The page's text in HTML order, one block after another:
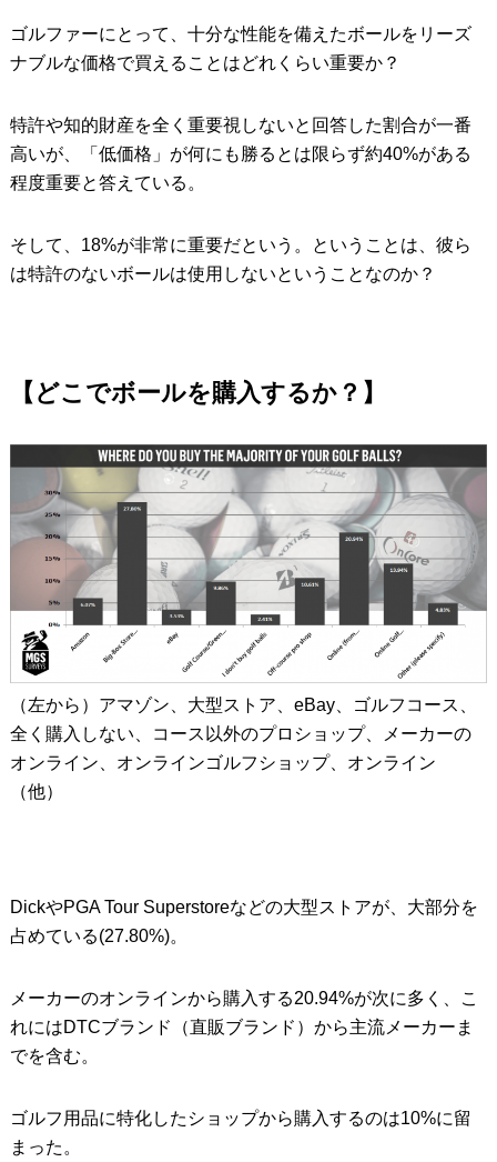
ゴルファーにとって、十分な性能を備えたボールをリーズ
ナブルな価格で買えることはどれくらい重要か？
特許や知的財産を全く重要視しないと回答した割合が一番
高いが、「低価格」が何にも勝るとは限らず約40%がある
程度重要と答えている。
そして、18%が非常に重要だという。ということは、彼ら
は特許のないボールは使用しないということなのか？
【どこでボールを購入するか？】
（左から）アマゾン、大型ストア、eBay、ゴルフコース、
全く購入しない、コース以外のプロショップ、メーカーの
オンライン、オンラインゴルフショップ、オンライン
（他）
DickやPGA Tour Superstoreなどの大型ストアが、大部分を
占めている(27.80%)。
メーカーのオンラインから購入する20.94%が次に多く、こ
れにはDTCブランド（直販ブランド）から主流メーカーま
でを含む。
ゴルフ用品に特化したショップから購入するのは10%に留
まった。